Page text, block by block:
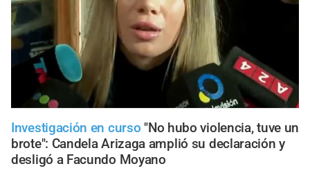
Investigación en curso "No hubo violencia, tuve un
brote": Candela Arizaga amplió su declaración y
desligó a Facundo Moyano